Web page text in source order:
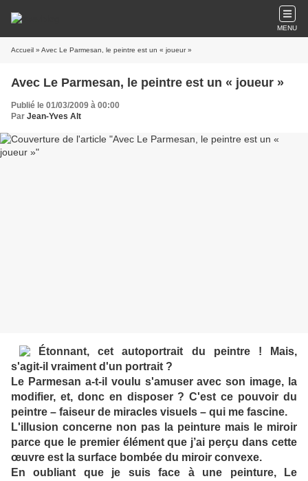
MENU
Accueil » Avec Le Parmesan, le peintre est un « joueur »
Avec Le Parmesan, le peintre est un « joueur »
Publié le 01/03/2009 à 00:00
Par Jean-Yves Alt
Étonnant, cet autoportrait du peintre ! Mais,
s'agit-il vraiment d'un portrait ?
Le Parmesan a-t-il voulu s'amuser avec son image, la
modifier, et, donc en disposer ? C'est ce pouvoir du
peintre – faiseur de miracles visuels – qui me fascine.
L'illusion concerne non pas la peinture mais le miroir
parce que le premier élément que j’ai perçu dans cette
œuvre est la surface bombée du miroir convexe.
En oubliant que je suis face à une peinture, Le